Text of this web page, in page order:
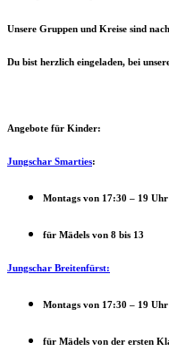
Unsere Gruppen und Kreise sind
Du bist herzlich eingeladen, bei
Angebote für Kinder:
Jungschar Smarties:
Montags von 17:30 – 19
für Mädels von 8 bis 13
Jungschar Breitenfürst:
Montags von 17:30 – 19
für Mädels von der ersten